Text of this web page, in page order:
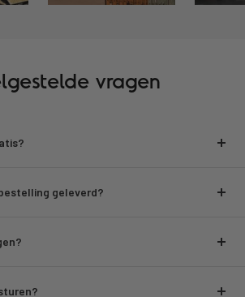
vragen
geleverd?